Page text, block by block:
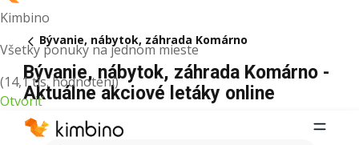
Kimbino
Všetky ponuky na jednom mieste
(14,1 tis. hodnotení)
Otvoriť
Bývanie, nábytok, záhrada Komárno
Bývanie, nábytok, záhrada Komárno -
Aktuálne akciové letáky online